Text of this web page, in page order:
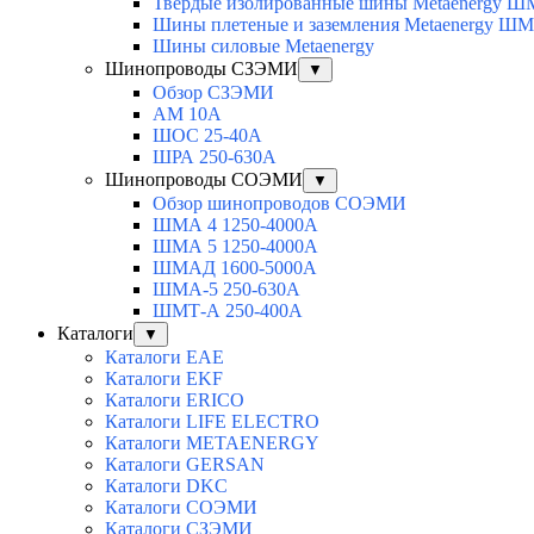
Шины плетеные и заземления Metaenergy
Шины силовые Metaenergy
Шинопроводы СЗЭМИ
▼
Обзор СЗЭМИ
АМ 10А
ШОС 25-40А
ШРА 250-630А
Шинопроводы СОЭМИ
▼
Обзор шинопроводов СОЭМИ
ШМА 4 1250-4000А
ШМА 5 1250-4000А
ШМАД 1600-5000А
ШМА-5 250-630А
ШМТ-А 250-400А
Каталоги
▼
Каталоги EAE
Каталоги EKF
Каталоги ERICO
Каталоги LIFE ELECTRO
Каталоги METAENERGY
Каталоги GERSAN
Каталоги DKC
Каталоги СОЭМИ
Каталоги СЗЭМИ